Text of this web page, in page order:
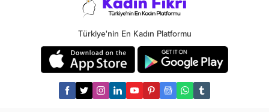
Türkiye'nin En Kadın Platformu